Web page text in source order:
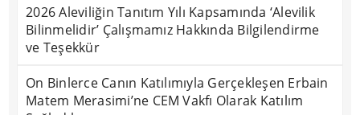
2026 Aleviliğin Tanıtım Yılı Kapsamında ‘Alevilik
Bilinmelidir’ Çalışmamız Hakkında Bilgilendirme
ve Teşekkür
On Binlerce Canın Katılımıyla Gerçekleşen Erbain
Matem Merasimi’ne CEM Vakfı Olarak Katılım